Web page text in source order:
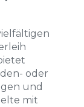
oder
und
mit